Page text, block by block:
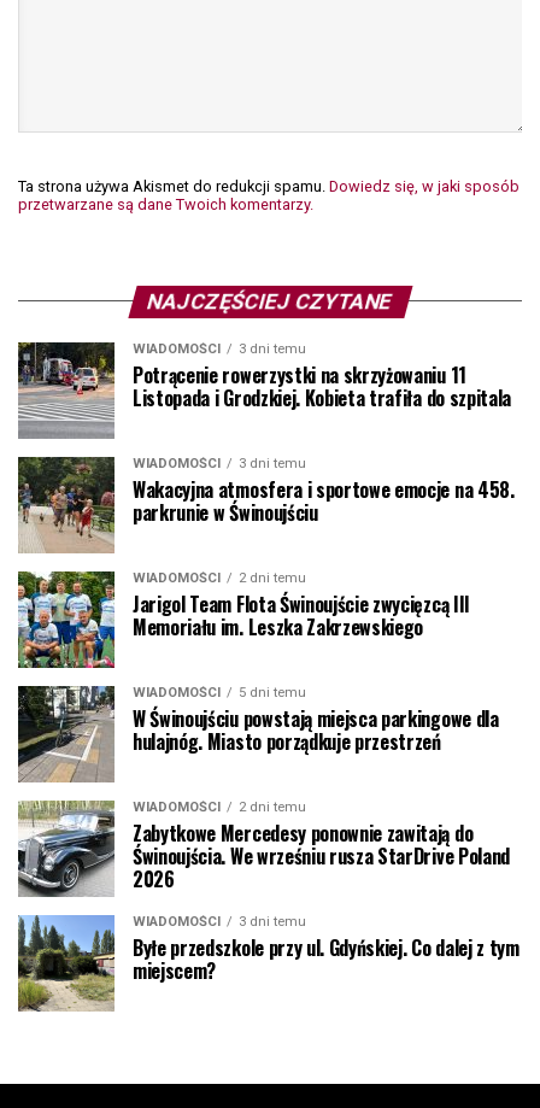
Ta strona używa Akismet do redukcji spamu. Dowiedz się, w jaki sposób
przetwarzane są dane Twoich komentarzy.
NAJCZĘŚCIEJ CZYTANE
WIADOMOŚCI 3 dni temu
Potrącenie rowerzystki na skrzyżowaniu 11
Listopada i Grodzkiej. Kobieta trafiła do szpitala
WIADOMOŚCI 3 dni temu
Wakacyjna atmosfera i sportowe emocje na 458.
parkrunie w Świnoujściu
WIADOMOŚCI 2 dni temu
Jarigol Team Flota Świnoujście zwycięzcą III
Memoriału im. Leszka Zakrzewskiego
WIADOMOŚCI 5 dni temu
W Świnoujściu powstają miejsca parkingowe dla
hulajnóg. Miasto porządkuje przestrzeń
WIADOMOŚCI 2 dni temu
Zabytkowe Mercedesy ponownie zawitają do
Świnoujścia. We wrześniu rusza StarDrive Poland
2026
WIADOMOŚCI 3 dni temu
Byłe przedszkole przy ul. Gdyńskiej. Co dalej z tym
miejscem?